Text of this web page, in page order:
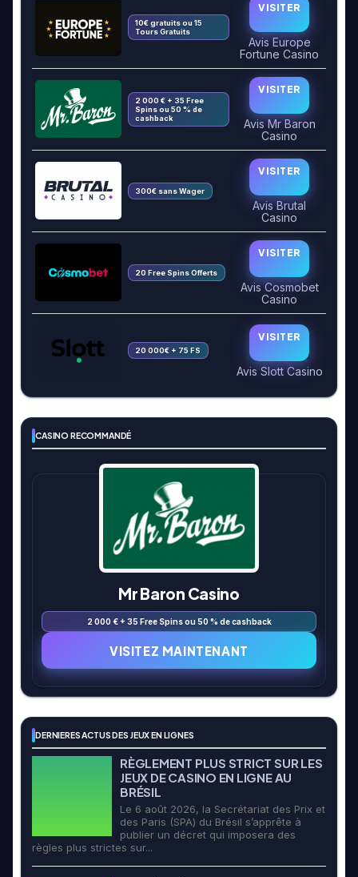
10€ gratuits ou 15
Tours Gratuits
VISITER
Avis Europe
Fortune Casino
2 000 € + 35 Free
Spins ou 50 % de
cashback
VISITER
Avis Mr Baron
Casino
300€ sans Wager
VISITER
Avis Brutal
Casino
20 Free Spins Offerts
VISITER
Avis Cosmobet
Casino
20 000€ + 75 FS
VISITER
Avis Slott Casino
CASINO RECOMMANDÉ
Mr Baron Casino
2 000 € + 35 Free Spins ou 50 % de cashback
VISITEZ MAINTENANT
DERNIERES ACTUS DES JEUX EN LIGNES
RÈGLEMENT PLUS STRICT SUR LES
JEUX DE CASINO EN LIGNE AU
BRÉSIL
Le 6 août 2026, la Secrétariat des Prix et
des Paris (SPA) du Brésil s’apprête à
publier un décret qui imposera des
règles plus strictes sur...